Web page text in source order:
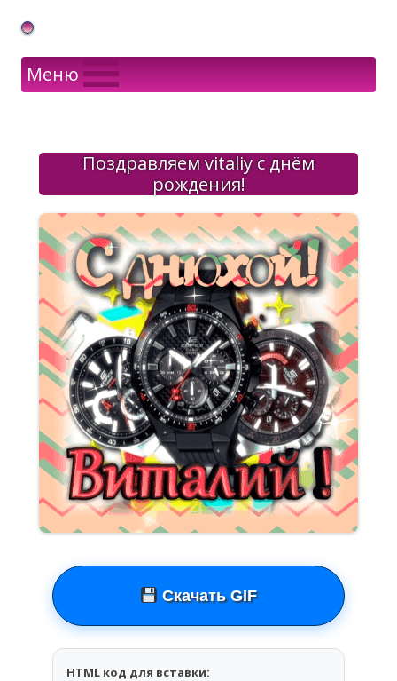
Gif Открытки в подарок
Меню
Поздравляем vitaliy с днём
рождения!
Скачать GIF
HTML код для вставки: